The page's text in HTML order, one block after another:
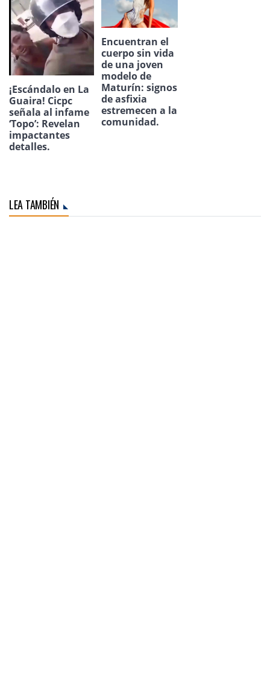
¡Escándalo en La
Guaira! Cicpc
señala al infame
‘Topo’: Revelan
impactantes
detalles.
Encuentran el
cuerpo sin vida
de una joven
modelo de
Maturín: signos
de asfixia
estremecen a la
comunidad.
LEA TAMBIÉN